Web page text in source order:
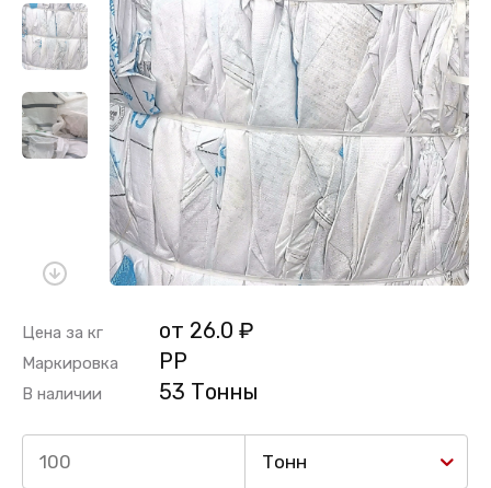
Цена за кг от 26.0 ₽
Маркировка PP
В наличии 53 Тонны
Тонн